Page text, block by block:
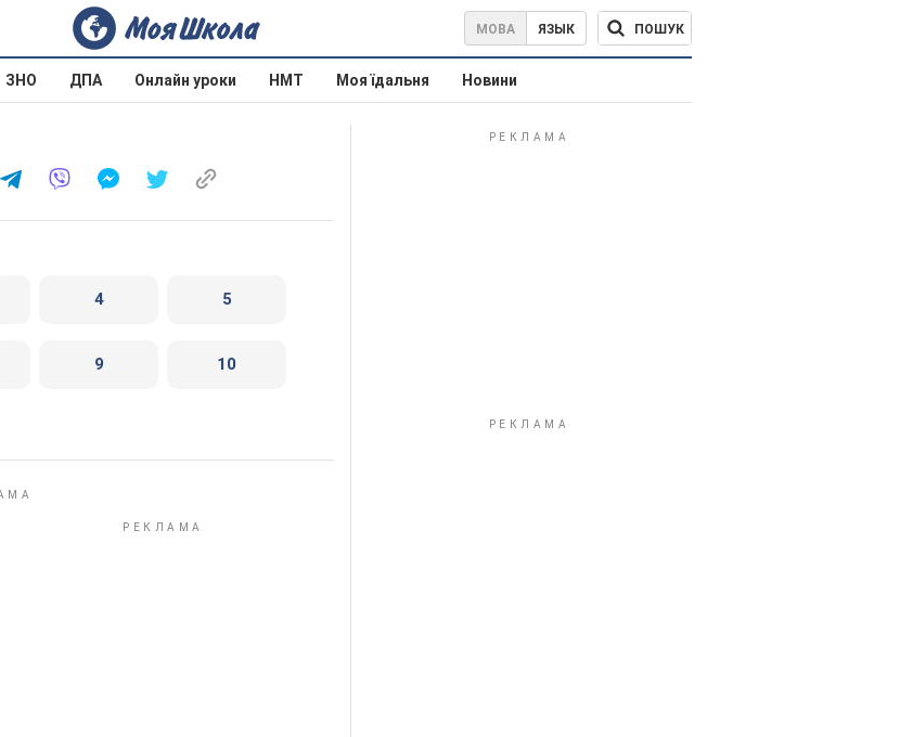
МОВА ЯЗЫК ПОШУК
ЗНО ДПА Онлайн уроки НМТ Моя їдальня Новини
4 5
9 10